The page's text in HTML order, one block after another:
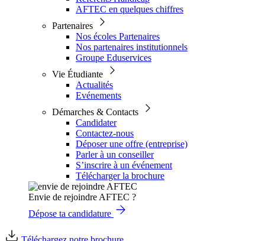
AFTEC en quelques chiffres
Partenaires
Nos écoles Partenaires
Nos partenaires institutionnels
Groupe Eduservices
Vie Étudiante
Actualités
Evénements
Démarches & Contacts
Candidater
Contactez-nous
Déposer une offre (entreprise)
Parler à un conseiller
S’inscrire à un événement
Télécharger la brochure
Envie de rejoindre AFTEC ?
Dépose ta candidature